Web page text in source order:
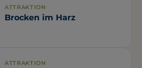
ATTRAKTION
Brocken im Harz
ATTRAKTION